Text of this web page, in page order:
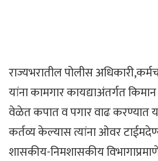
राज्यभरातील पोलीस
यांना कामगार कायद्याअंतर्गत
वेळेत कपात व पगार वाढ करण्यात
कर्तव्य केल्यास त्यांना ओवर
शासकीय-निमशासकीय विभागाप्रमाणें